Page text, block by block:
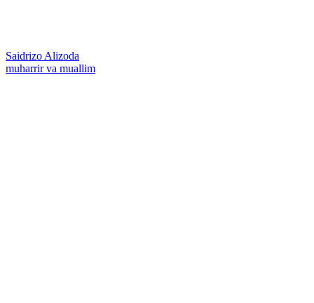
Saidrizo Alizoda
muharrir va muallim